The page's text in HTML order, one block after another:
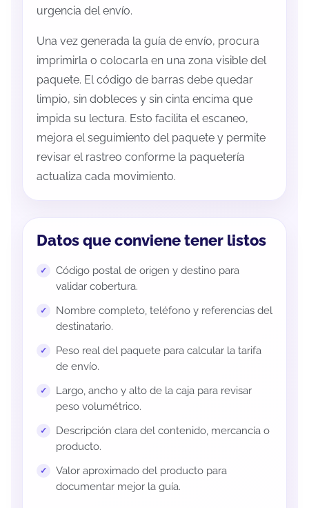
urgencia del envío.
Una vez generada la guía de envío, procura
imprimirla o colocarla en una zona visible del
paquete. El código de barras debe quedar
limpio, sin dobleces y sin cinta encima que
impida su lectura. Esto facilita el escaneo,
mejora el seguimiento del paquete y permite
revisar el rastreo conforme la paquetería
actualiza cada movimiento.
Datos que conviene tener listos
Código postal de origen y destino para
validar cobertura.
Nombre completo, teléfono y referencias del
destinatario.
Peso real del paquete para calcular la tarifa
de envío.
Largo, ancho y alto de la caja para revisar
peso volumétrico.
Descripción clara del contenido, mercancía o
producto.
Valor aproximado del producto para
documentar mejor la guía.